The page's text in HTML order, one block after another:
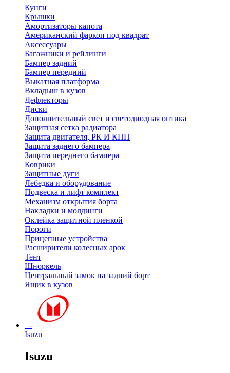
Кунги
Крышки
Амортизаторы капота
Американский фаркоп под квадрат
Аксессуары
Багажники и рейлинги
Бампер задний
Бампер передний
Выкатная платформа
Вкладыш в кузов
Дефлекторы
Диски
Дополнительный свет и светодиодная оптика
Защитная сетка радиатора
Защита двигателя, РК И КПП
Защита заднего бампера
Защита переднего бампера
Коврики
Защитные дуги
Лебедка и оборудование
Подвеска и лифт комплект
Механизм открытия борта
Накладки и молдинги
Оклейка защитной пленкой
Пороги
Прицепные устройства
Расширители колесных арок
Тент
Шноркель
Центральный замок на задний борт
Ящик в кузов
+-
Isuzu
Isuzu